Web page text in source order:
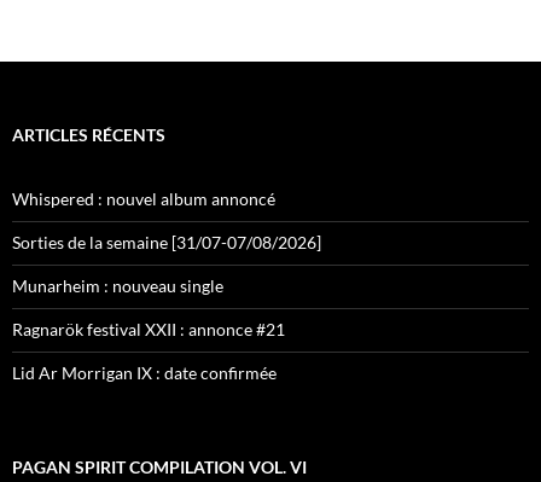
ARTICLES RÉCENTS
Whispered : nouvel album annoncé
Sorties de la semaine [31/07-07/08/2026]
Munarheim : nouveau single
Ragnarök festival XXII : annonce #21
Lid Ar Morrigan IX : date confirmée
PAGAN SPIRIT COMPILATION VOL. VI